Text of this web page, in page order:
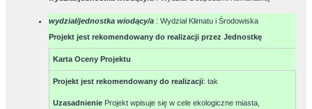
wydział/jednostka wiodący/a : Wydział Klimatu i Środowiska
Projekt jest rekomendowany do realizacji przez Jednostkę
Karta Oceny Projektu
Projekt jest rekomendowany do realizacji:tak
Uzasadnienie Projekt wpisuje się w cele ekologiczne miasta,